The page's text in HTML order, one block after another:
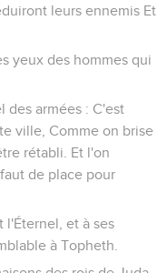
leurs ennemis Et
yeux des hommes qui
des armées : C'est
ville, Comme on brise
rétabli. Et l'on
de place pour
l'Éternel, et à ses
à Topheth.